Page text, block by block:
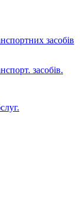
засобів
засобів.